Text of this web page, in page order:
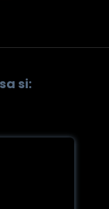
si: